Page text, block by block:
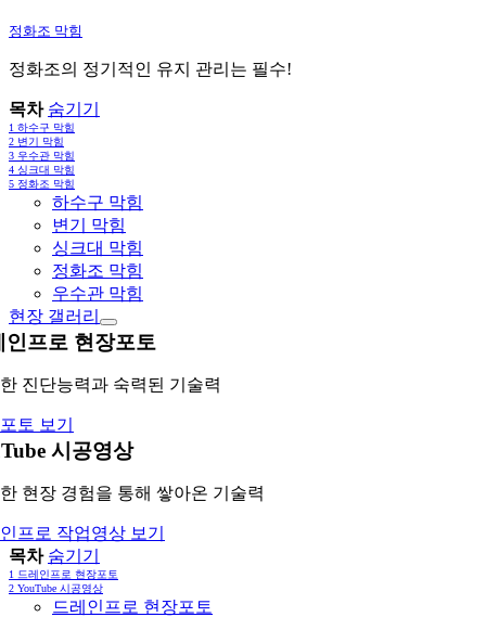
정화조 막힘
정화조의 정기적인 유지 관리는 필수!
목차 숨기기
1 하수구 막힘
2 변기 막힘
3 우수관 막힘
4 싱크대 막힘
5 정화조 막힘
하수구 막힘
변기 막힘
싱크대 막힘
정화조 막힘
우수관 막힘
현장 갤러리
인프로 현장포토
진단능력과 숙력된 기술력
토 보기
시공영상
현장 경험을 통해 쌓아온 기술력
프로 작업영상 보기
목차 숨기기
1 드레인프로 현장포토
2 YouTube 시공영상
드레인프로 현장포토